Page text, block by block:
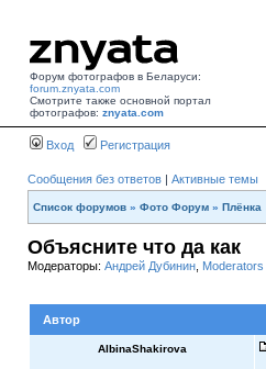
Форум фотографов в Беларуси:
forum.znyata.com
Смотрите также основной портал
фотографов: znyata.com
Вход Регистрация
Сообщения без ответов | Активные темы
Список форумов » Фото Форум » Плёнка
Объясните что да как
Модераторы: Андрей Дубинин Moderators
Автор
AlbinaShakirova